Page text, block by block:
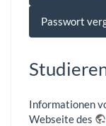
Passwort
Informationen
Webseite des